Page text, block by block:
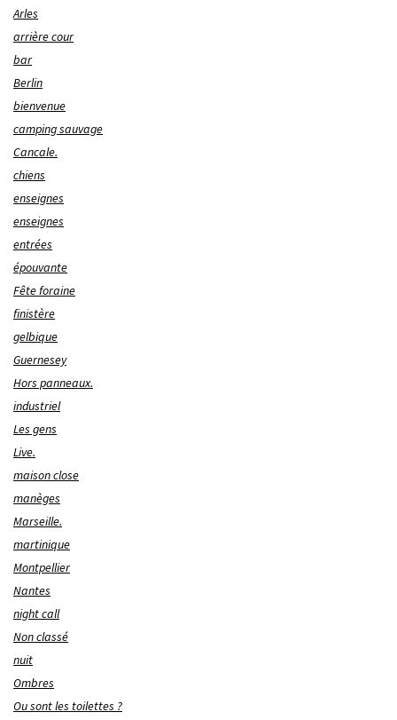
Arles
arrière cour
bar
Berlin
bienvenue
camping sauvage
Cancale.
chiens
enseignes
enseignes
entrées
épouvante
Fête foraine
finistère
gelbique
Guernesey
Hors panneaux.
industriel
Les gens
Live.
maison close
manèges
Marseille.
martinique
Montpellier
Nantes
night call
Non classé
nuit
Ombres
Ou sont les toilettes ?